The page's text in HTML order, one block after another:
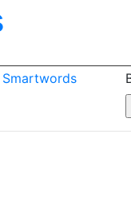
Smartwords